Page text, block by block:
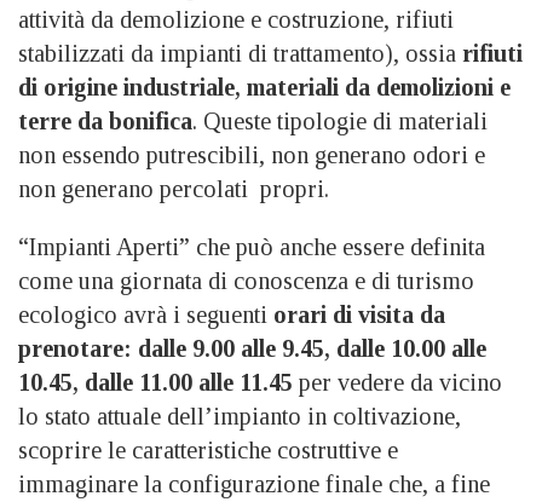
attività da demolizione e costruzione, rifiuti
stabilizzati da impianti di trattamento), ossia rifiuti
di origine industriale, materiali da demolizioni e
terre da bonifica. Queste tipologie di materiali
non essendo putrescibili, non generano odori e
non generano percolati propri.
“Impianti Aperti” che può anche essere definita
come una giornata di conoscenza e di turismo
ecologico avrà i seguenti orari di visita da
prenotare: dalle 9.00 alle 9.45, dalle 10.00 alle
10.45, dalle 11.00 alle 11.45 per vedere da vicino
lo stato attuale dell’impianto in coltivazione,
scoprire le caratteristiche costruttive e
immaginare la configurazione finale che, a fine